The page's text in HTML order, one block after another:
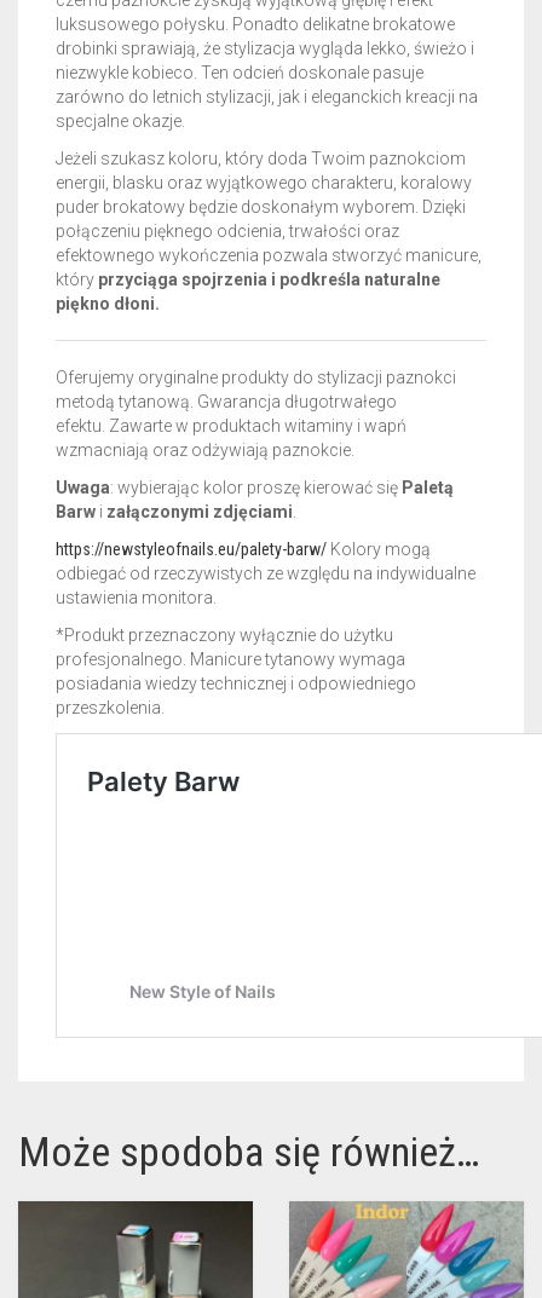
luksusowego połysku. Ponadto delikatne brokatowe
drobinki sprawiają, że stylizacja wygląda lekko, świeżo i
niezwykle kobieco. Ten odcień doskonale pasuje
zarówno do letnich stylizacji, jak i eleganckich kreacji na
specjalne okazje.
Jeżeli szukasz koloru, który doda Twoim paznokciom
energii, blasku oraz wyjątkowego charakteru, koralowy
puder brokatowy będzie doskonałym wyborem. Dzięki
połączeniu pięknego odcienia, trwałości oraz
efektownego wykończenia pozwala stworzyć manicure,
który przyciąga spojrzenia i podkreśla naturalne
piękno dłoni.
Oferujemy oryginalne produkty do stylizacji paznokci
metodą tytanową. Gwarancja długotrwałego
efektu. Zawarte w produktach witaminy i wapń
wzmacniają oraz odżywiają paznokcie.
Uwaga: wybierając kolor proszę kierować się Paletą
Barw i załączonymi zdjęciami
https://newstyleofnails.eu/palety-barw/ Kolory mogą
odbiegać od rzeczywistych ze względu na indywidualne
ustawienia monitora.
*Produkt przeznaczony wyłącznie do użytku
profesjonalnego. Manicure tytanowy wymaga
posiadania wiedzy technicznej i odpowiedniego
przeszkolenia.
Może spodoba się również…